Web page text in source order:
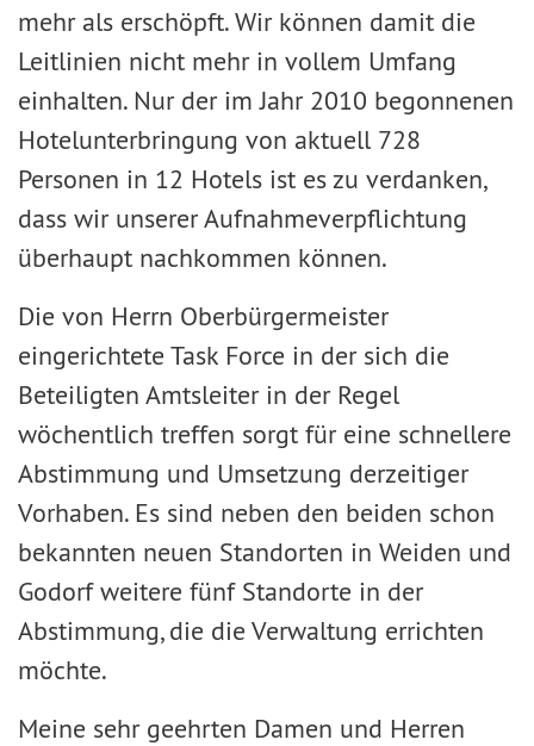
mehr als erschöpft. Wir können damit die
Leitlinien nicht mehr in vollem Umfang
einhalten. Nur der im Jahr 2010 begonnenen
Hotelunterbringung von aktuell 728
Personen in 12 Hotels ist es zu verdanken,
dass wir unserer Aufnahmeverpflichtung
überhaupt nachkommen können.
Die von Herrn Oberbürgermeister
eingerichtete Task Force in der sich die
Beteiligten Amtsleiter in der Regel
wöchentlich treffen sorgt für eine schnellere
Abstimmung und Umsetzung derzeitiger
Vorhaben. Es sind neben den beiden schon
bekannten neuen Standorten in Weiden und
Godorf weitere fünf Standorte in der
Abstimmung, die die Verwaltung errichten
möchte.
Meine sehr geehrten Damen und Herren